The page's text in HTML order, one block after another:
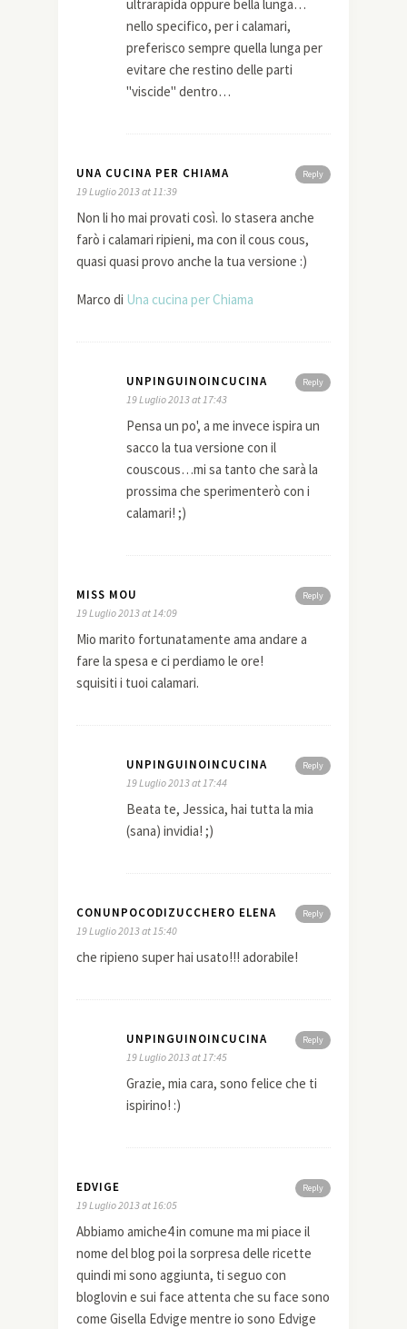
ultrarapida oppure bella lunga…
nello specifico, per i calamari,
preferisco sempre quella lunga per
evitare che restino delle parti
"viscide" dentro…
Reply
UNA CUCINA PER CHIAMA
19 Luglio 2013 at 11:39
Non li ho mai provati così. Io stasera anche
farò i calamari ripieni, ma con il cous cous,
quasi quasi provo anche la tua versione :)
Marco di Una cucina per Chiama
Reply
UNPINGUINOINCUCINA
19 Luglio 2013 at 17:43
Pensa un po', a me invece ispira un
sacco la tua versione con il
couscous…mi sa tanto che sarà la
prossima che sperimenterò con i
calamari! ;)
Reply
MISS MOU
19 Luglio 2013 at 14:09
Mio marito fortunatamente ama andare a
fare la spesa e ci perdiamo le ore!
squisiti i tuoi calamari.
Reply
UNPINGUINOINCUCINA
19 Luglio 2013 at 17:44
Beata te, Jessica, hai tutta la mia
(sana) invidia! ;)
Reply
CONUNPOCODIZUCCHERO ELENA
19 Luglio 2013 at 15:40
che ripieno super hai usato!!! adorabile!
Reply
UNPINGUINOINCUCINA
19 Luglio 2013 at 17:45
Grazie, mia cara, sono felice che ti
ispirino! :)
Reply
EDVIGE
19 Luglio 2013 at 16:05
Abbiamo amiche4 in comune ma mi piace il
nome del blog poi la sorpresa delle ricette
quindi mi sono aggiunta, ti seguo con
bloglovin e sui face attenta che su face sono
come Gisella Edvige mentre io sono Edvige